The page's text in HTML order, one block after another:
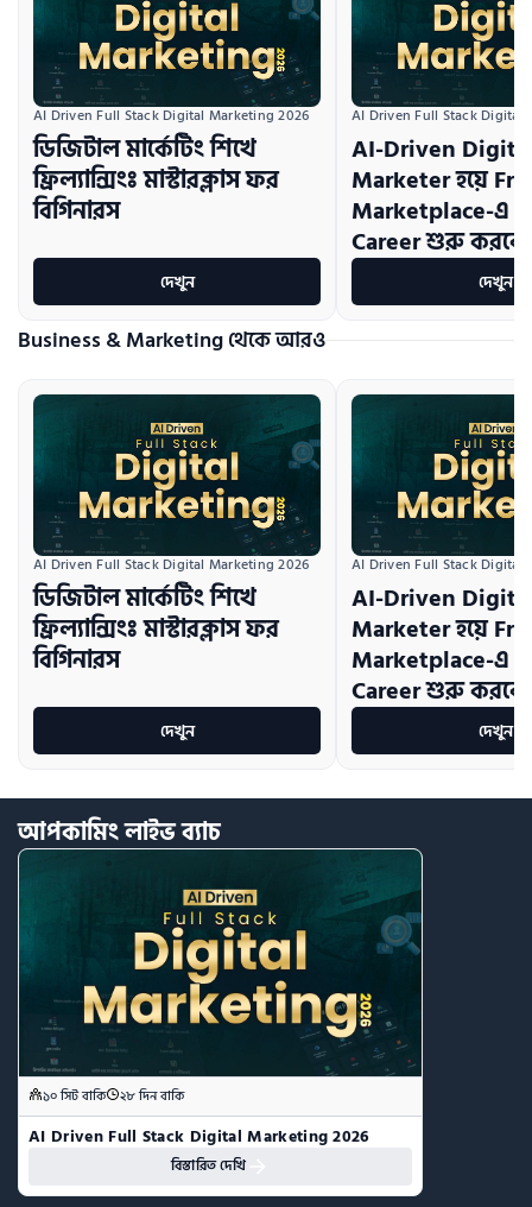
AI Driven Full Stack Digital Marketing 2026
ডিজিটাল মার্কেটিং শিখে
ফ্রিল্যান্সিংঃ মাস্টারক্লাস ফর
বিগিনারস
দেখুন
AI Driven Full Stack Digital
AI-Driven
Marketer হয়ে
Marketplace-এ
Career শুরু
দেখুন
Business & Marketing থেকে আরও
AI Driven Full Stack Digital Marketing 2026
ডিজিটাল মার্কেটিং শিখে
ফ্রিল্যান্সিংঃ মাস্টারক্লাস ফর
বিগিনারস
দেখুন
AI Driven Full Stack Digital
AI-Driven
Marketer হয়ে
Marketplace-এ
Career শুরু
দেখুন
আপকামিংলাইভব্যাচ
১০ সিট বাকি ২৮ দিন বাকি
AI Driven Full Stack Digital Marketing 2026
বিস্তারিত দেখি